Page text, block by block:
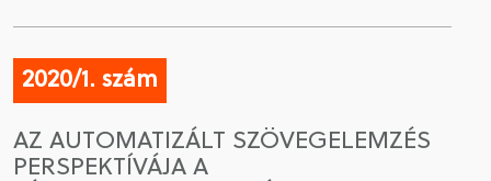
2020/1. szám
AZ AUTOMATIZÁLT SZÖVEGELEMZÉS
PERSPEKTÍVÁJA A